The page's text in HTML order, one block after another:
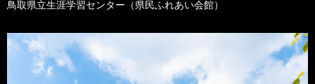
鳥取県立生涯学習センター（県民ふれあい会館）